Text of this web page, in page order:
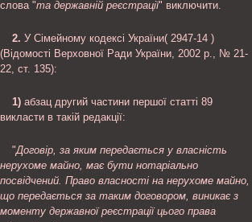
слова "та державній реєстрації" виключити.
2. У Сімейному кодексі України( 2947-14 )
(Відомості Верховної Ради України, 2002 р., № 21-
22, ст. 135):
1) абзац другий частини першої статті 89
викласти в такій редакції:
"Договір, за яким передається у власність
нерухоме майно, має бути нотаріально
посвідчений. Право власності на нерухоме майно,
що передається за таким договором, виникає з
моменту державної реєстрації цього права